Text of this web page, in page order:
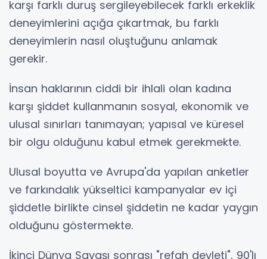
karşı farklı duruş sergileyebilecek farklı erkeklik
deneyimlerini açığa çıkartmak, bu farklı
deneyimlerin nasıl oluştuğunu anlamak
gerekir.
İnsan haklarının ciddi bir ihlali olan kadına
karşı şiddet kullanmanın sosyal, ekonomik ve
ulusal sınırları tanımayan; yapısal ve küresel
bir olgu olduğunu kabul etmek gerekmekte.
Ulusal boyutta ve Avrupa'da yapılan anketler
ve farkındalık yükseltici kampanyalar ev içi
şiddetle birlikte cinsel şiddetin ne kadar yaygın
olduğunu göstermekte.
İkinci Dünya Savaşı sonrası "refah devleti", 90'lı